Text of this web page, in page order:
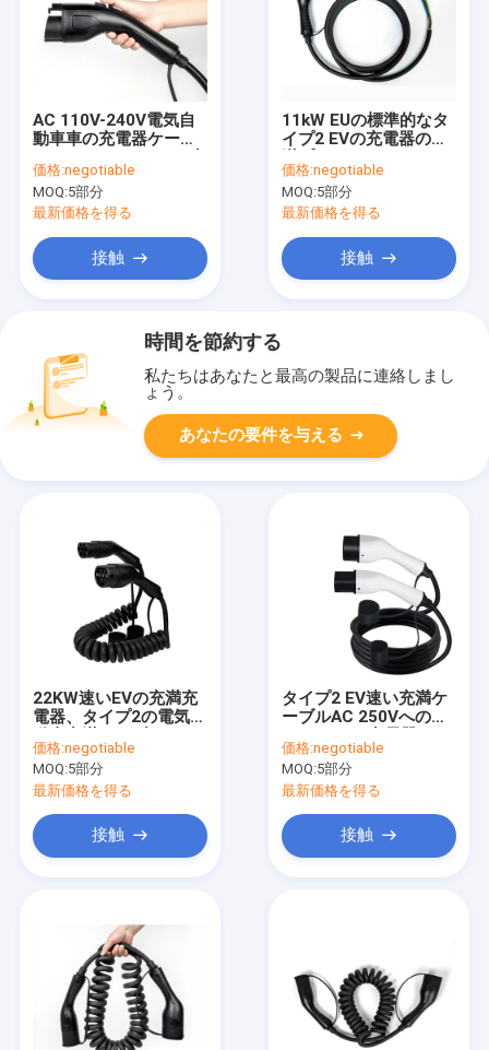
AC 110V-240V電気自
動車車の充電器ケーブ
満ケーブルのタイプ1
価格:negotiable
MOQ:5部分
最新価格を得る
接触
11kW EUの標準的なタ
イプ2 EVの充電器の充
の電気自動車の充電器
ケーブルAC 480V
価格:negotiable
MOQ:5部分
最新価格を得る
接触
時間を節約する
私たちはあなたと最高の製品に連絡しまし
ょう。
あなたの要件を与える
22KW速いEVの充満充
電器、タイプ2の電気自
480Vへのタイプ2
価格:negotiable
MOQ:5部分
最新価格を得る
接触
タイプ2 EV速い充満ケ
ーブルAC 250Vへの
イプ2
価格:negotiable
MOQ:5部分
最新価格を得る
接触